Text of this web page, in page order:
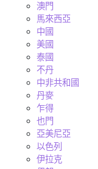
澳門
馬來西亞
中國
美國
泰國
不丹
中非共和國
丹麥
乍得
也門
亞美尼亞
以色列
伊拉克